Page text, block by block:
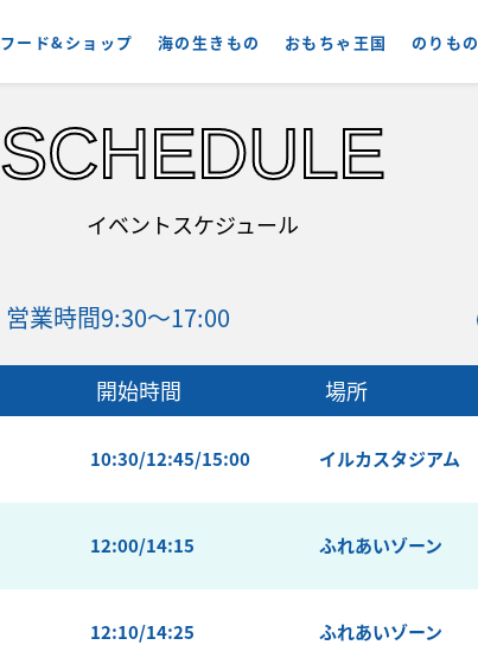
フード&ショップ 海の生きもの おもちゃ王国 のりもの
SCHEDULE
イベントスケジュール
営業時間9:30〜17:00
開始時間 場所
10:30/12:45/15:00 イルカスタジアム
12:00/14:15 ふれあいゾーン
12:10/14:25 ふれあいゾーン